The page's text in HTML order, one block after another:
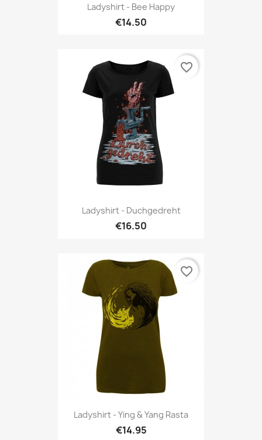
Ladyshirt - Bee Happy
€14.50
Ladyshirt - Duchgedreht
€16.50
favorite_border
Ladyshirt - Ying & Yang Rasta
€14.95
favorite_border